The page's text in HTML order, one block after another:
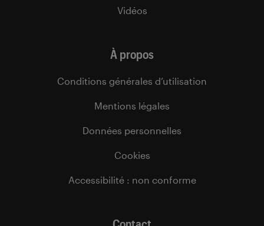
Vidéos
À propos
Conditions générales d’utilisation
Mentions légales
Données personnelles
Cookies
Accessibilité : non conforme